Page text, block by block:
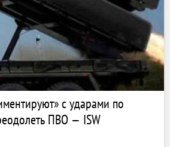
с ударами по
ПВО — ISW